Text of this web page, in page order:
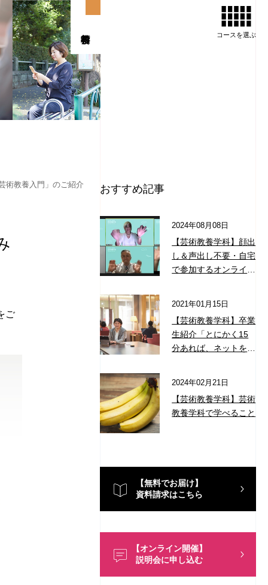
コースを選ぶ
術教養入門」のご紹介
ご
おすすめ記事
2024年08月08日
【芸術教養学科】顔出
し＆声出し不要・自宅
で参加するオンライン
2021年01月15日
【芸術教養学科】卒業
生紹介「とにかく15
分あれば、ネットをひ
2024年02月21日
【芸術教養学科】芸術
教養学科で学べること
【無料でお届け】
資料請求はこちら
【オンライン開催】
説明会に申し込む